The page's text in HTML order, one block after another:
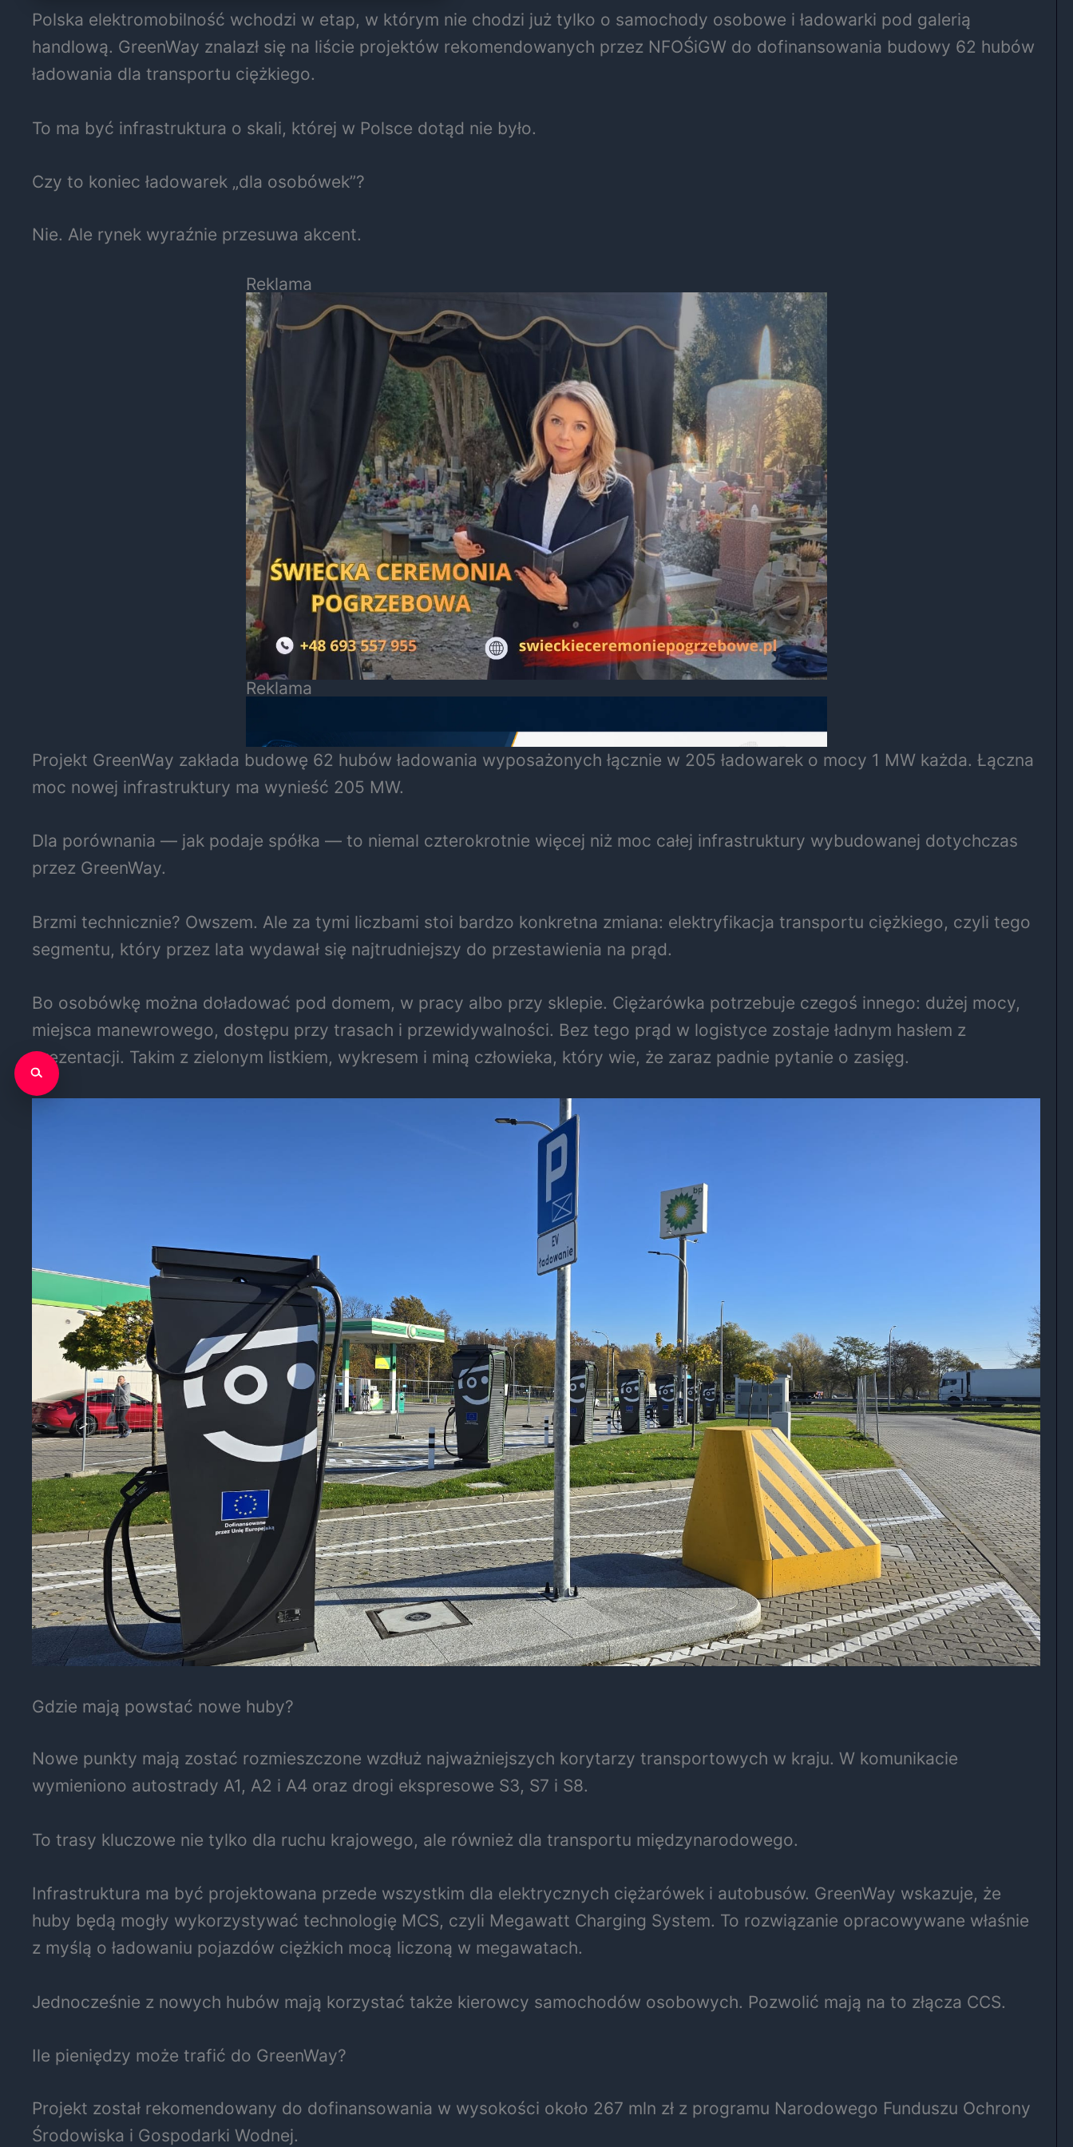
Polska elektromobilność wchodzi w etap, w którym nie chodzi już tylko o samochody osobowe i ładowarki pod galerią
handlową. GreenWay znalazł się na liście projektów rekomendowanych przez NFOŚiGW do dofinansowania budowy 62 hubów
ładowania dla transportu ciężkiego.
To ma być infrastruktura o skali, której w Polsce dotąd nie było.
Czy to koniec ładowarek „dla osobówek”?
Nie. Ale rynek wyraźnie przesuwa akcent.
Reklama
Reklama
Projekt GreenWay zakłada budowę 62 hubów ładowania wyposażonych łącznie w 205 ładowarek o mocy 1 MW każda. Łączna
moc nowej infrastruktury ma wynieść 205 MW.
Dla porównania — jak podaje spółka — to niemal czterokrotnie więcej niż moc całej infrastruktury wybudowanej dotychczas
przez GreenWay.
Brzmi technicznie? Owszem. Ale za tymi liczbami stoi bardzo konkretna zmiana: elektryfikacja transportu ciężkiego, czyli tego
segmentu, który przez lata wydawał się najtrudniejszy do przestawienia na prąd.
Bo osobówkę można doładować pod domem, w pracy albo przy sklepie. Ciężarówka potrzebuje czegoś innego: dużej mocy,
miejsca manewrowego, dostępu przy trasach i przewidywalności. Bez tego prąd w logistyce zostaje ładnym hasłem z
prezentacji. Takim z zielonym listkiem, wykresem i miną człowieka, który wie, że zaraz padnie pytanie o zasięg.
Gdzie mają powstać nowe huby?
Nowe punkty mają zostać rozmieszczone wzdłuż najważniejszych korytarzy transportowych w kraju. W komunikacie
wymieniono autostrady A1, A2 i A4 oraz drogi ekspresowe S3, S7 i S8.
To trasy kluczowe nie tylko dla ruchu krajowego, ale również dla transportu międzynarodowego.
Infrastruktura ma być projektowana przede wszystkim dla elektrycznych ciężarówek i autobusów. GreenWay wskazuje, że
huby będą mogły wykorzystywać technologię MCS, czyli Megawatt Charging System. To rozwiązanie opracowywane właśnie
z myślą o ładowaniu pojazdów ciężkich mocą liczoną w megawatach.
Jednocześnie z nowych hubów mają korzystać także kierowcy samochodów osobowych. Pozwolić mają na to złącza CCS.
Ile pieniędzy może trafić do GreenWay?
Projekt został rekomendowany do dofinansowania w wysokości około 267 mln zł z programu Narodowego Funduszu Ochrony
Środowiska i Gospodarki Wodnej.